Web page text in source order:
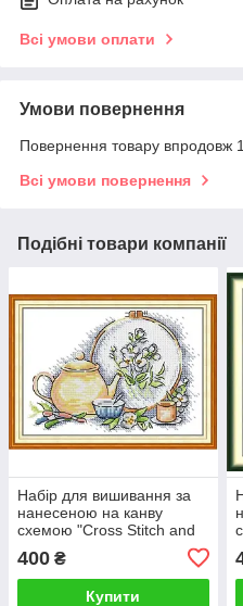
Всі умови оплати
Умови повернення
Повернення товару впродовж
Всі умови повернення
Подібні товари компанії
Набір для вишивання за
нанесеною на канву
схемою "Cross Stitch and
Spring".AIDA 14CT printed ,
21*16 см
400 ₴
Купити